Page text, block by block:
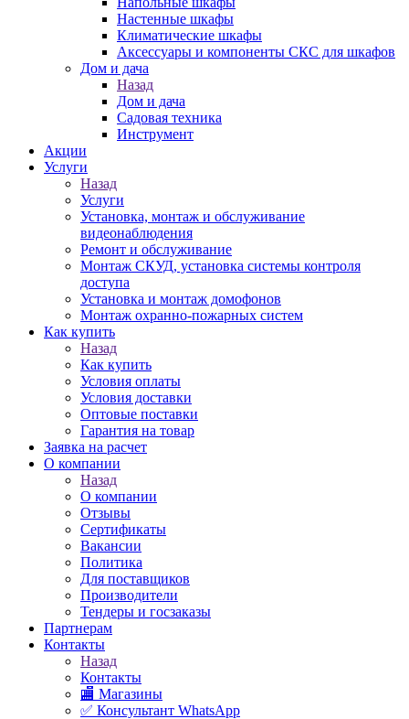
Настенные шкафы
Климатические шкафы
Аксессуары и компоненты СКС для шкафов
Дом и дача
Назад
Дом и дача
Садовая техника
Инструмент
Акции
Услуги
Назад
Услуги
Установка, монтаж и обслуживание
видеонаблюдения
Ремонт и обслуживание
Монтаж СКУД, установка системы контроля
доступа
Установка и монтаж домофонов
Монтаж охранно-пожарных систем
Как купить
Назад
Как купить
Условия оплаты
Условия доставки
Оптовые поставки
Гарантия на товар
Заявка на расчет
О компании
Назад
О компании
Отзывы
Сертификаты
Вакансии
Политика
Для поставщиков
Производители
Тендеры и госзаказы
Партнерам
Контакты
Назад
Контакты
🏬 Магазины
✅️ Консультант WhatsApp